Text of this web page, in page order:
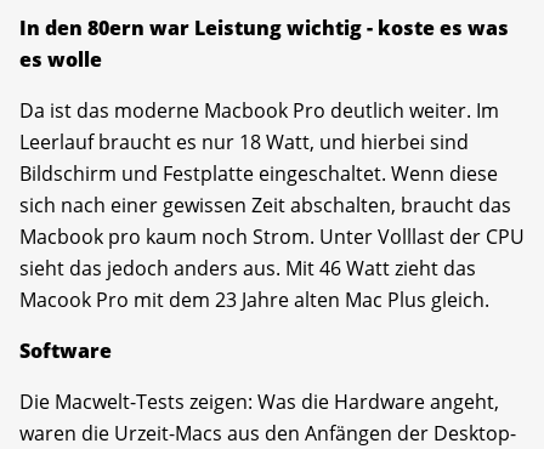
In den 80ern war Leistung wichtig - koste es was
es wolle
Da ist das moderne Macbook Pro deutlich weiter. Im
Leerlauf braucht es nur 18 Watt, und hierbei sind
Bildschirm und Festplatte eingeschaltet. Wenn diese
sich nach einer gewissen Zeit abschalten, braucht das
Macbook pro kaum noch Strom. Unter Volllast der CPU
sieht das jedoch anders aus. Mit 46 Watt zieht das
Macook Pro mit dem 23 Jahre alten Mac Plus gleich.
Software
Die Macwelt-Tests zeigen: Was die Hardware angeht,
waren die Urzeit-Macs aus den Anfängen der Desktop-